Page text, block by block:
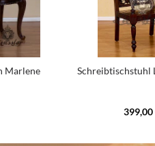
Marlene Schreibtischstuhl
399,00